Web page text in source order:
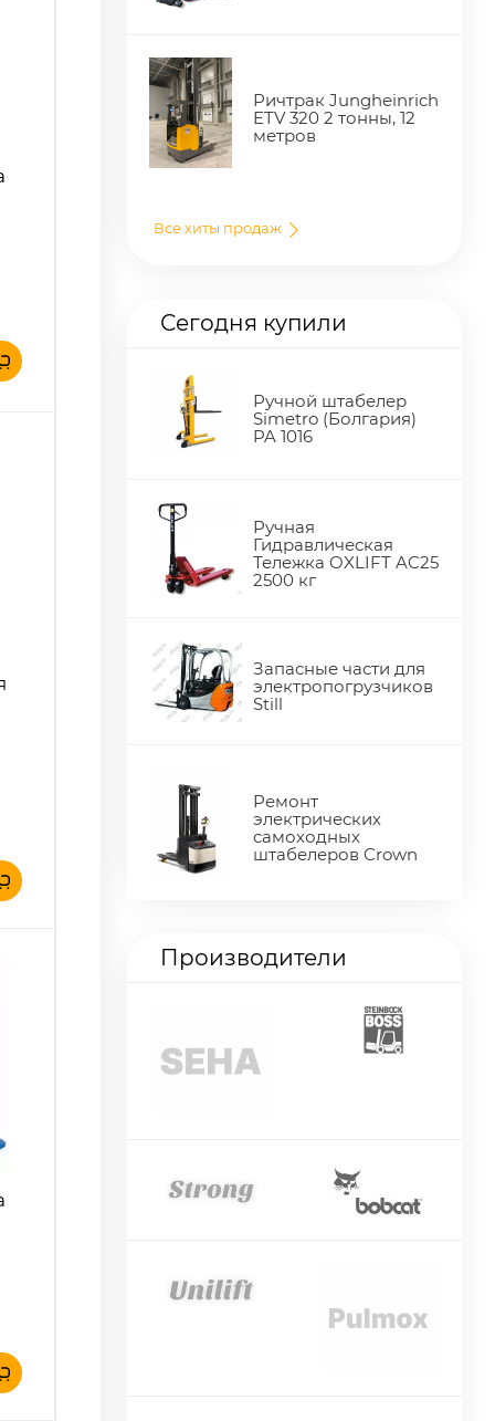
Ричтрак Jungheinrich
ETV 320 2 тонны, 12
метров
Все хиты продаж
Сегодня купили
Ручной штабелер
Simetro (Болгария)
PA 1016
Ручная
Гидравлическая
Тележка OXLIFT AC25
2500 кг
Запасные части для
электропогрузчиков
Still
Ремонт
электрических
самоходных
штабелеров Crown
Производители